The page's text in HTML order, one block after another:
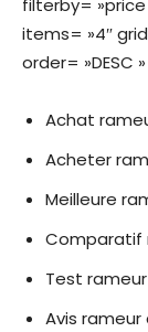
filterby=
items= »4″
order= »DESC
Achat
Acheter
Meilleure
Comparatif
Test
Avis